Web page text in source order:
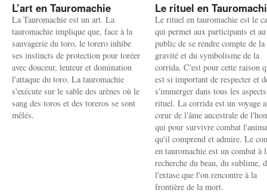
L’art en Tauromachie
La Tauromachie est un art. La
tauromachie implique que, face à la
sauvagerie du toro, le torero inhibe
ses instincts de protection pour toréer
avec douceur, lenteur et domination
l'attaque du toro. La tauromachie
s'exécute sur le sable des arènes où le
sang des toros et des toreros se sont
mêlés.
Le rituel en
Le rituel en tauromachie est le
qui permet aux participants et au
public de se rendre compte de la
gravité et du symbolisme de la
corrida. C'est pour cette raison
est si important de respecter et
s'immerger dans tous les
rituel. La corrida est un voyage
cœur de l'âme ancestrale de
qui pour survivre combat
qu'il comprend et admire. Le
en tauromachie est un combat à
recherche du beau, du sublime,
l'extase que l'on rencontre à la
frontière de la mort.